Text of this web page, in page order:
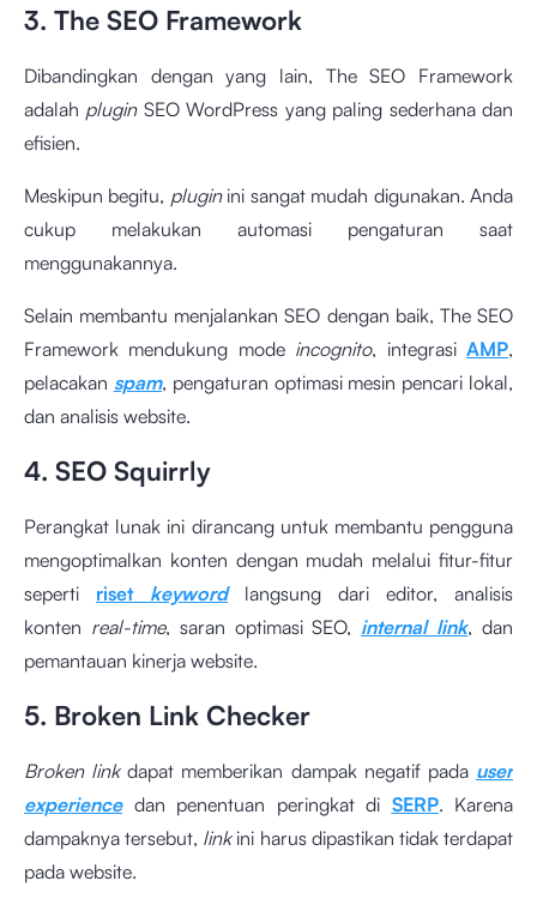
3. The SEO Framework
Dibandingkan dengan yang lain, The SEO Framework
adalah pluginSEO WordPress yang paling sederhana dan
efisien.
Meskipun begitu, plugin ini sangat mudah digunakan. Anda
cukup melakukan automasi pengaturan saat
menggunakannya.
Selain membantu menjalankan SEO dengan baik, The SEO
Framework mendukung mode incognito, integrasiAMP,
pelacakan spam, pengaturan optimasi mesin pencari lokal,
dan analisis website.
4. SEO Squirrly
Perangkat lunak ini dirancang untuk membantu pengguna
mengoptimalkan konten dengan mudah melalui fitur-fitur
seperti riset keywordlangsung dari editor, analisis
konten real-time, saran optimasi SEO, internal link, dan
pemantauan kinerja website.
5. Broken Link Checker
Broken linkdapat memberikan dampak negatif pada user
experience dan penentuan peringkat di SERP. Karena
dampaknya tersebut, link ini harus dipastikan tidak terdapat
pada website.